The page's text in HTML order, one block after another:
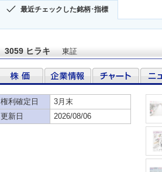
最近チェックした銘柄･指標
3059 ヒラキ 東証
権利確定日
3月末
更新日
2026/08/06